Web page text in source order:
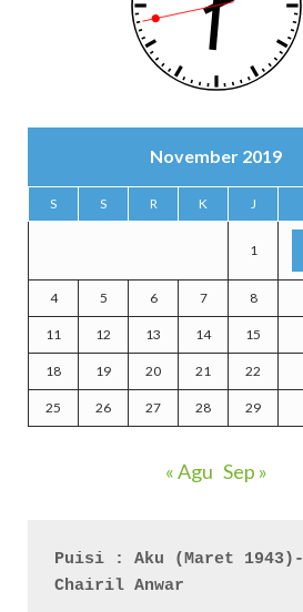
November 2019
S S R K J
1
4 5 6 7 8
11 12 13 14 15
18 19 20 21 22
25 26 27 28 29
« Agu Sep »
Puisi : Aku (Maret 1943)-
Chairil Anwar